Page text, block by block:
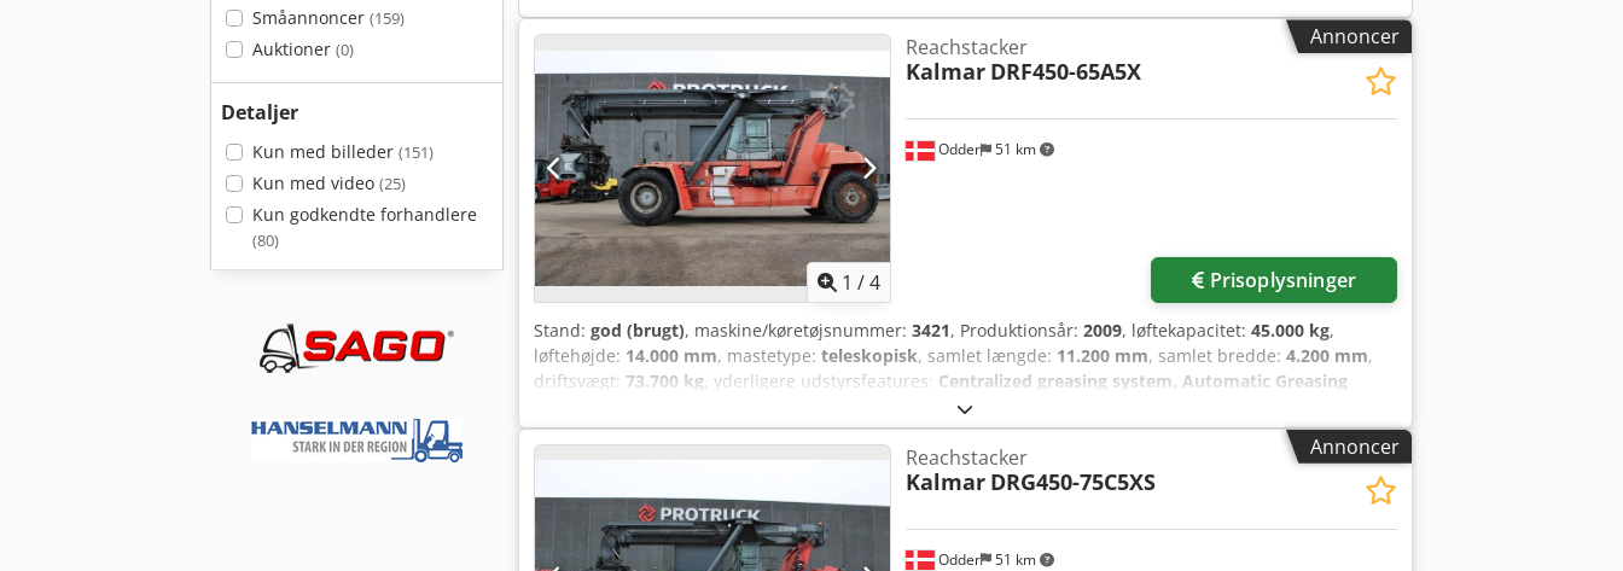
Småannoncer (159)
Auktioner (0)
Detaljer
Kun med billeder (151)
Kun med video (25)
Kun godkendte forhandlere
(80)
Annoncer
1 /4
Odder 51 km
Reachstacker
Kalmar DRF450-65A5X
Prisoplysninger
Stand: god (brugt), maskine/køretøjsnummer: 3421, Produktionsår: 2009, løftekapacitet: 45.000 kg,
løftehøjde: 14.000 mm, mastetype: teleskopisk, samlet længde: 11.200 mm, samlet bredde: 4.200 mm,
driftsvægt: 73.700 kg, yderligere udstyrsfeatures: Centralized greasing system, Automatic Greasing
System for spreader and inner boom, Hydraulic sliding cabin
from Uniktruck Wheel type – Drive wheel: Wheel type – Steering wheel: Pneumatic Wheel size – Drive
wheel: 18.00-33 Wheel size – Steering wheel: 18.00-33 Crodjy T Sd Iepfx Am Tjf
Annoncer
Odder 51 km
Reachstacker
Kalmar DRG450-75C5XS